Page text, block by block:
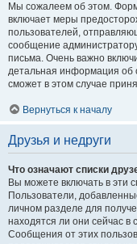
Мы сожалеем об этом.
включает меры
пользователей,
сообщение
письма. Очень важно
детальная информация об
сможет в этом случае
Вернуться к началу
Друзья и недруги
Что означают списки
Вы можете включать в эти
Пользователи,
личном разделе для
находятся ли они сейчас
Сообщения от этих